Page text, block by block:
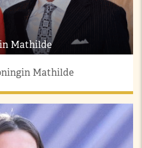
Mathilde
Mathilde